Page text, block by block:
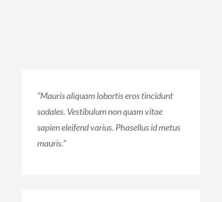
“Mauris aliquam lobortis eros tincidunt
sodales. Vestibulum non quam vitae
sapien eleifend varius. Phasellus id metus
mauris.”